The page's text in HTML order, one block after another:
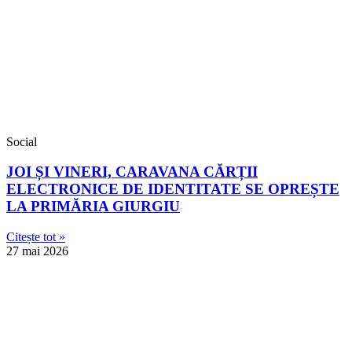
Social
JOI ȘI VINERI, CARAVANA CĂRȚII
ELECTRONICE DE IDENTITATE SE OPREȘTE
LA PRIMĂRIA GIURGIU
Citește tot »
27 mai 2026